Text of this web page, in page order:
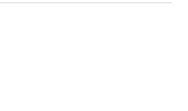
Event Ende einfach bleiben